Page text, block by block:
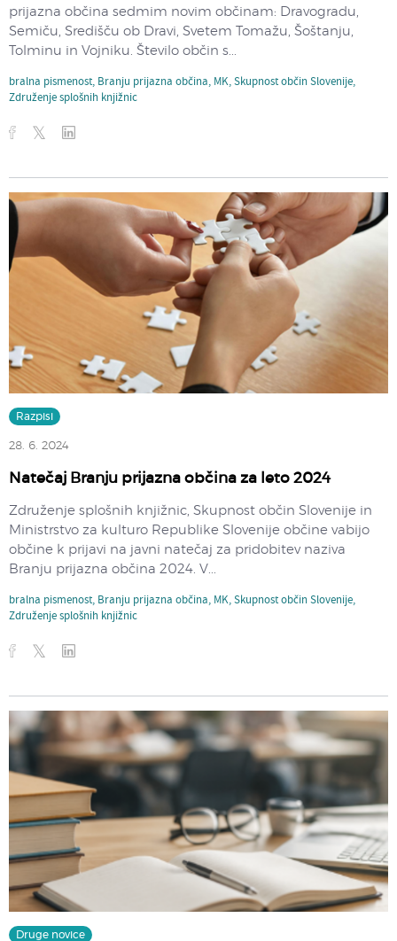
prijazna občina sedmim novim občinam: Dravogradu,
Semiču, Središču ob Dravi, Svetem Tomažu, Šoštanju,
Tolminu in Vojniku. Število občin s...
bralna pismenost, Branju prijazna občina, MK,Skupnost občin Slovenije,
Združenje splošnih knjižnic
Razpisi
28. 6. 2024
Natečaj Branju prijazna občina za leto 2024
Združenje splošnih knjižnic, Skupnost občin Slovenije in
Ministrstvo za kulturo Republike Slovenije občine vabijo
občine k prijavi na javni natečaj za pridobitev naziva
Branju prijazna občina 2024. V...
bralna pismenost, Branju prijazna občina, MK,Skupnost občin Slovenije,
Združenje splošnih knjižnic
Druge novice